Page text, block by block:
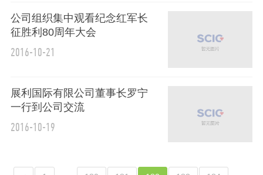
公司组织集中观看纪念红军长
征胜利80周年大会
2016-10-21
展利国际有限公司董事长罗宁
一行到公司交流
2016-10-19